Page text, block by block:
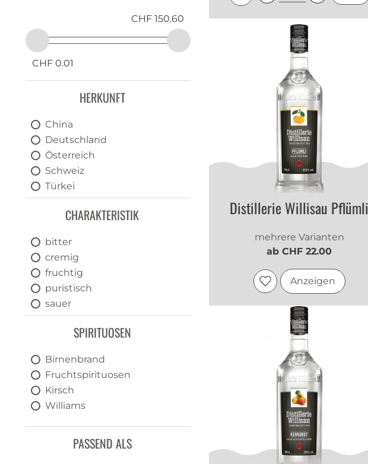
CHF 0.01
CHF 150.60
HERKUNFT
China
Deutschland
Österreich
Schweiz
Türkei
Vietnam
CHARAKTERISTIK
bitter
cremig
fruchtig
puristisch
sauer
süss
SPIRITUOSEN
Birnenbrand
Fruchtspirituosen
Kirsch
Williams
PASSEND ALS
Distillerie Willisau Pflümli
mehrere Varianten
ab CHF 22.00
Anzeigen